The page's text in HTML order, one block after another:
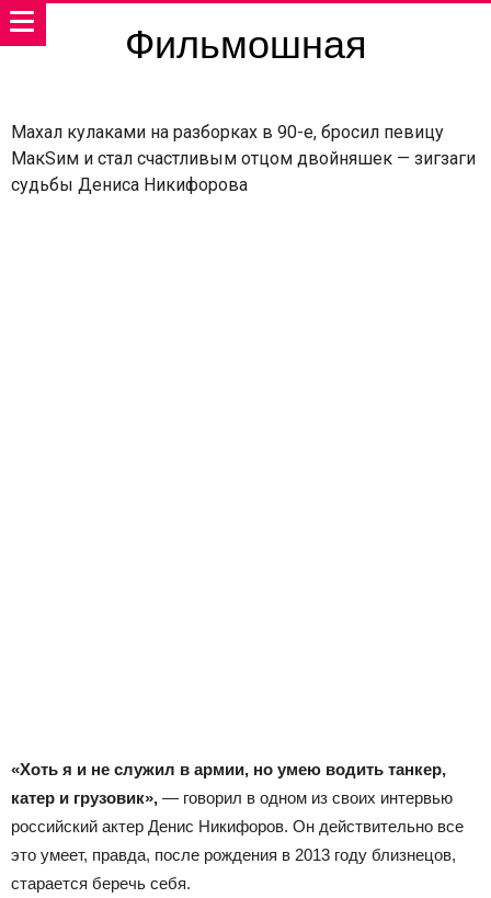
Фильмошная
Махал кулаками на разборках в 90-е, бросил певицу
МакSим и стал счастливым отцом двойняшек — зигзаги
судьбы Дениса Никифорова
«Хоть я и не служил в армии, но умею водить танкер,
катер и грузовик», — говорил в одном из своих интервью
российский актер Денис Никифоров. Он действительно все
это умеет, правда, после рождения в 2013 году близнецов,
старается беречь себя.